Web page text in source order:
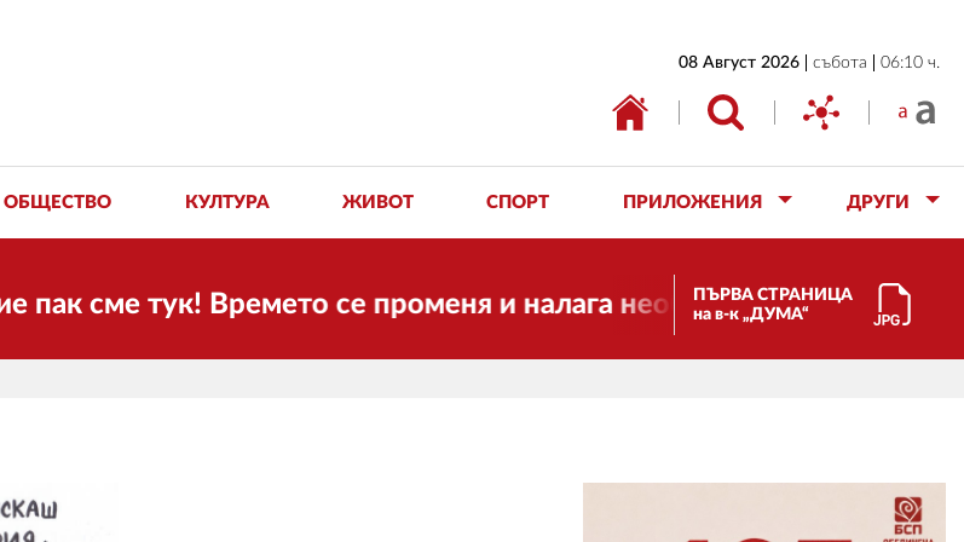
08 Август 2026 събота 06:10 ч.
ОБЩЕСТВО КУЛТУРА ЖИВОТ СПОРТ ПРИЛОЖЕНИЯ ДРУГИ
сме тук! Времето се променя и налага необходимостта от
ПЪРВА СТРАНИЦА
на в-к „ДУМА“
ИКОНОМИКА
ОБЩЕСТВО